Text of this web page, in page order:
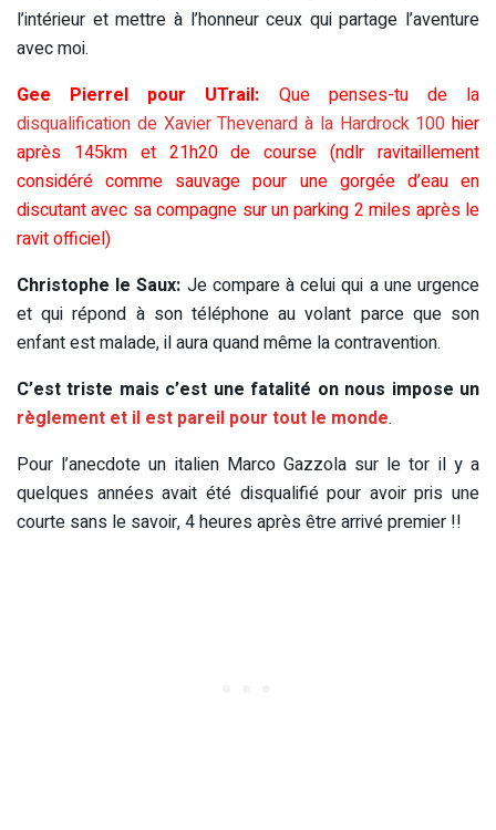
l’intérieur et mettre à l’honneur ceux qui partage l’aventure
avec moi.
Gee Pierrel pour UTrail: Que penses-tu de la
disqualification de Xavier Thevenard à la Hardrock 100 hier
après 145km et 21h20 de course (ndlr ravitaillement
considéré comme sauvage pour une gorgée d’eau en
discutant avec sa compagne sur un parking 2 miles après le
ravit officiel)
Christophe le Saux: Je compare à celui qui a une urgence
et qui répond à son téléphone au volant parce que son
enfant est malade, il aura quand même la contravention.
C’est triste mais c’est une fatalité on nous impose un
règlement et il est pareil pour tout le monde.
Pour l’anecdote un italien Marco Gazzola sur le tor il y a
quelques années avait été disqualifié pour avoir pris une
courte sans le savoir, 4 heures après être arrivé premier !!